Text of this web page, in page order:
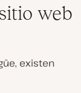
web
existen